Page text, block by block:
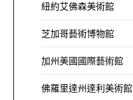
紐約艾佛森美術館
芝加哥藝術博物館
加州美國國際藝術館
佛羅里達州達利美術館